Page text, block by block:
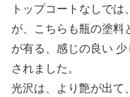
トップコートなしで
が、こちらも瓶の塗料
が有る、感じの良い
されました。
光沢は、より艶が出て